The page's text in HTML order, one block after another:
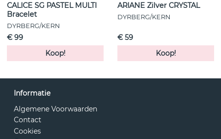
CALICE SG PASTEL MULTI
Bracelet
DYRBERG/KERN
€ 99
Koop!
ARIANE Zilver CRYSTAL
DYRBERG/KERN
€ 59
Koop!
Informatie
Algemene Voorwaarden
Contact
Cookies